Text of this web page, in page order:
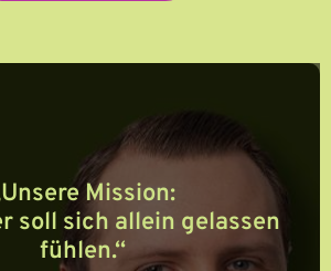
Mission:
soll sich allein gelassen
fühlen.“